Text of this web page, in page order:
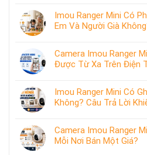
Imou Ranger Mini Có
Em Và Người Già
Camera Imou Ranger
Được Từ Xa Trên Điện
Imou Ranger Mini Có
Không? Câu Trả Lời
Camera Imou Ranger
Mỗi Nơi Bán Một Giá?